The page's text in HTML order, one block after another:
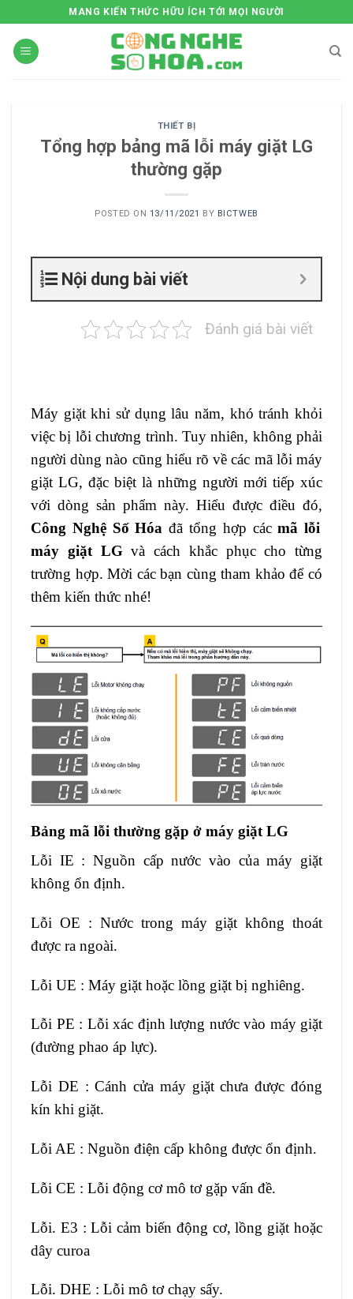
to
content
MANG KIẾN THỨC HỮU ÍCH TỚI MỌI NGƯỜI
THIẾT BỊ
Tổng hợp bảng mã lỗi máy giặt LG
thường gặp
POSTED ON 13/11/2021 BY BICTWEB
Nội dung bài viết
Đánh giá bài viết
Máy giặt khi sử dụng lâu năm, khó tránh khỏi
việc bị lỗi chương trình. Tuy nhiên, không phải
người dùng nào cũng hiểu rõ về các mã lỗi máy
giặt LG, đặc biệt là những người mới tiếp xúc
với dòng sản phẩm này. Hiểu được điều đó,
Công Nghệ Số Hóa đã tổng hợp cácmã lỗi
máy giặt LGvà cách khắc phục cho từng
trường hợp. Mời các bạn cùng tham khảo để có
thêm kiến thức nhé!
Bảng mã lỗi thường gặp ở máy giặt LG
Lỗi IE : Nguồn cấp nước vào của máy giặt
không ổn định.
Lỗi OE : Nước trong máy giặt không thoát
được ra ngoài.
Lỗi UE : Máy giặt hoặc lồng giặt bị nghiêng.
Lỗi PE : Lỗi xác định lượng nước vào máy giặt
(đường phao áp lực).
Lỗi DE : Cánh cửa máy giặt chưa được đóng
kín khi giặt.
Lỗi AE : Nguồn điện cấp không được ổn định.
Lỗi CE : Lỗi động cơ mô tơ gặp vấn đề.
Lỗi. E3 : Lỗi cảm biến động cơ, lồng giặt hoặc
dây curoa
Lỗi. DHE : Lỗi mô tơ chạy sấy.